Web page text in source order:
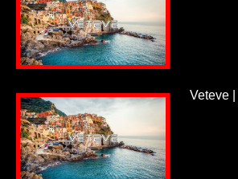
Veteve